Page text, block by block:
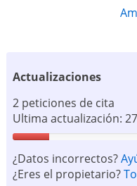
Actualizaciones
2 peticiones de cita
Ultima actualización:
¿Datos incorrectos?
¿Eres el propietario?